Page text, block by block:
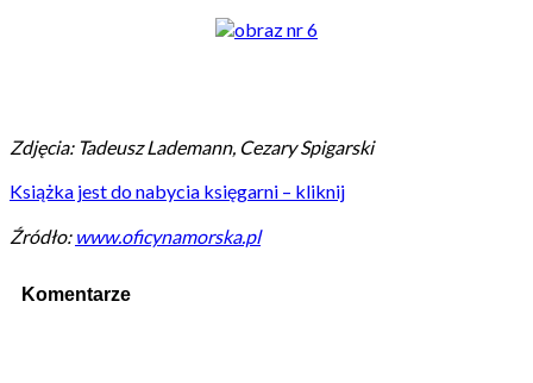
Zdjęcia: Tadeusz Lademann, Cezary Spigarski
Książka jest do nabycia księgarni – kliknij
Źródło: www.oficynamorska.pl
Komentarze